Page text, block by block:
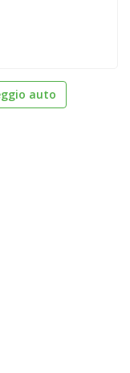
auto